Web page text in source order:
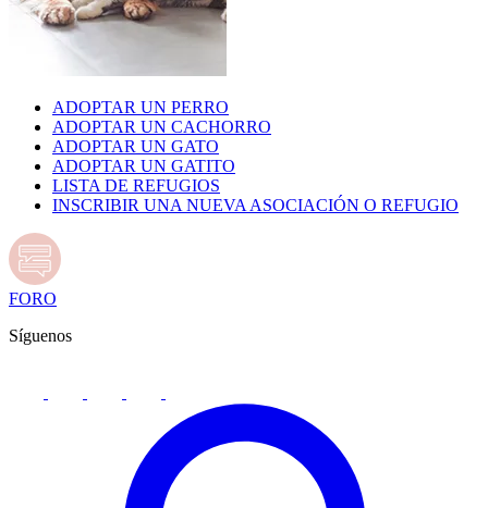
ADOPTAR UN PERRO
ADOPTAR UN CACHORRO
ADOPTAR UN GATO
ADOPTAR UN GATITO
LISTA DE REFUGIOS
INSCRIBIR UNA NUEVA ASOCIACIÓN O REFUGIO
FORO
Síguenos